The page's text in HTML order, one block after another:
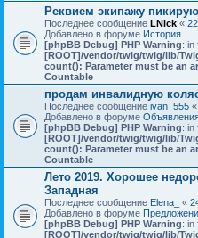
Реквием экипажу
Последнее сообщение LNick «
Добавлено в форуме История
[phpBB Debug] PHP Warning: in
[ROOT]/vendor/twig/twig/lib/
count(): Parameter must be an
Countable
продам инвалидную
Последнее сообщение ivan_555 «
Добавлено в форуме
[phpBB Debug] PHP Warning: in
[ROOT]/vendor/twig/twig/lib/
count(): Parameter must be an
Countable
Лето 2019. Хорошее
Западная
Последнее сообщение Elena_ «
Добавлено в форуме
[phpBB Debug] PHP Warning: in
[ROOT]/vendor/twig/twig/lib/